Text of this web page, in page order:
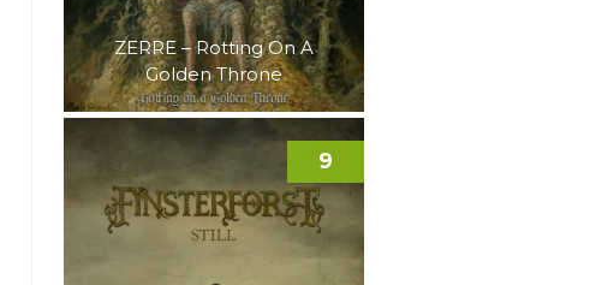
ZERRE – Rotting On A
Golden Throne
9